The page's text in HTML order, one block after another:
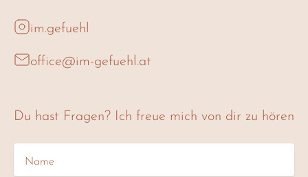
im.gefuehl
office@im-gefuehl.at
Du hast Fragen? Ich freue mich von dir zu hören
Name